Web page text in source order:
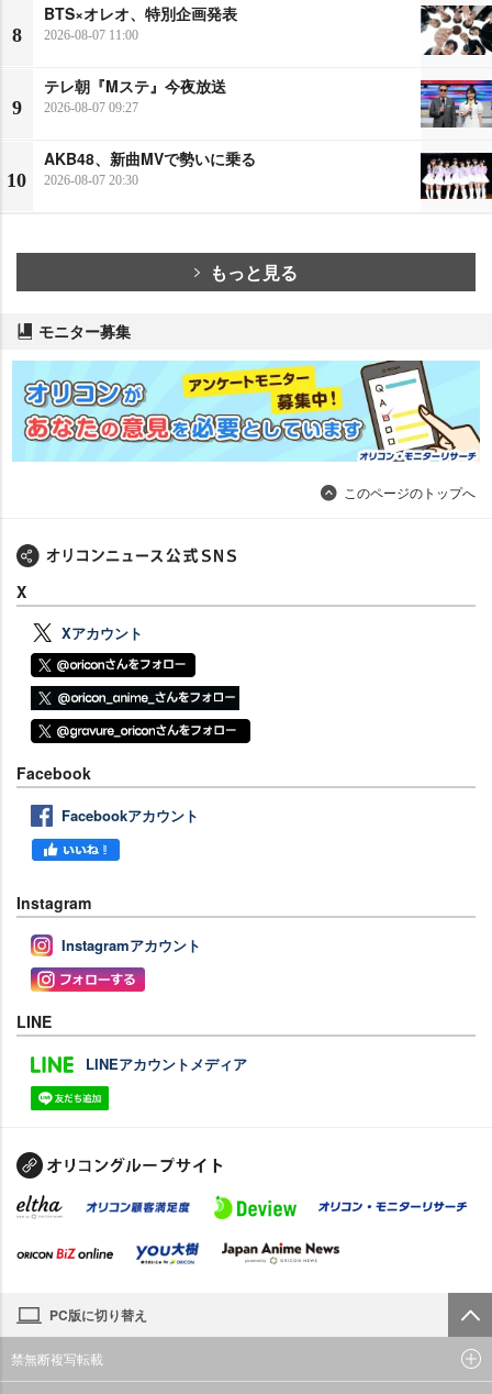
8
BTS×オレオ、特別企画発表
2026-08-07 11:00
9
テレ朝『Mステ』今夜放送
2026-08-07 09:27
10
AKB48、新曲MVで勢いに乗る
2026-08-07 20:30
もっと見る
モニター募集
このページのトップへ
X
Xアカウント
Facebook
Facebookアカウント
Instagram
Instagramアカウント
LINE
LINEアカウントメディア
PC版に切り替え
禁無断複写転載